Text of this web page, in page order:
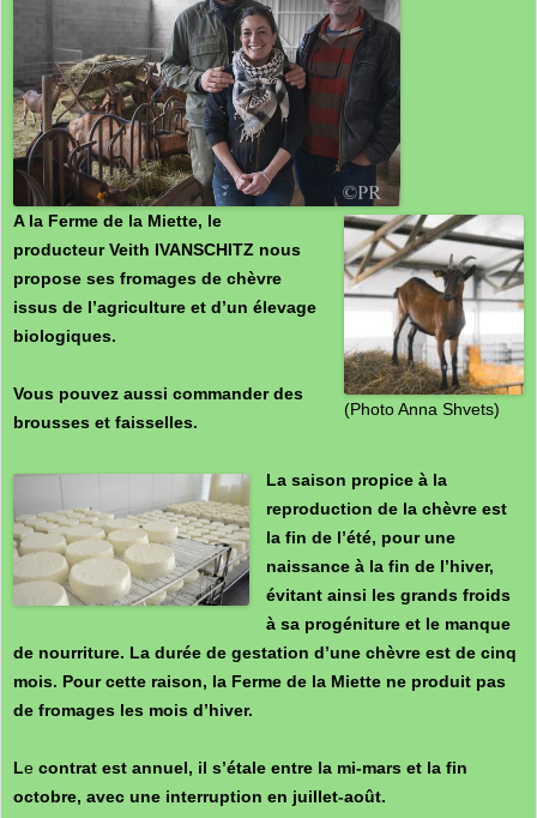
(Photo Anna Shvets)
A la Ferme de la Miette, le
producteur Veith IVANSCHITZ nous
propose ses fromages de chèvre
issus de l’agriculture et d’un élevage
biologiques.
Vous pouvez aussi commander des
brousses et faisselles.
La saison propice à la
reproduction de la chèvre est
la fin de l’été, pour une
naissance à la fin de l’hiver,
évitant ainsi les grands froids
à sa progéniture et le manque
de nourriture. La durée de gestation d’une chèvre est de cinq
mois. Pour cette raison, la Ferme de la Miette ne produit pas
de fromages les mois d’hiver.
Le contrat est annuel, il s’étale entre la mi-mars et la fin
octobre, avec une interruption en juillet-août.